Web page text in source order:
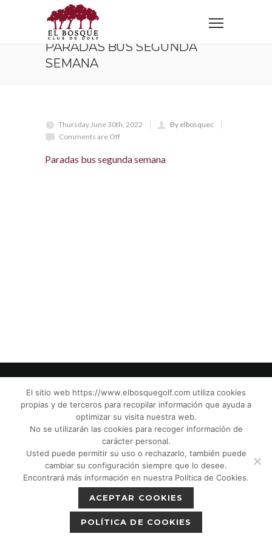
Home Paradas bus segunda semana
PARADAS BUS SEGUNDA
SEMANA
Thursday June 30th, 2022
By elbosquec
Comments are Off
Paradas bus segunda semana
© El Bosque Golf Club |Legal Notice|
Privacy Policy|Cookies Policy|Política de
devoluciones|Tic Camaras
Protection CPM”|
El sitio web https://www.elbosquegolf.com utiliza cookies
propias y de terceros para recopilar información que ayuda a
optimizar su visita nuestra web.
No se utilizarán las cookies para recoger información de
carácter personal.
Usted puede permitir su uso o rechazarlo, también puede
cambiar su configuración siempre que lo desee.
Encontrará más información en nuestra Política de Cookies.
ACEPTAR COOKIES
POLÍTICA DE COOKIES